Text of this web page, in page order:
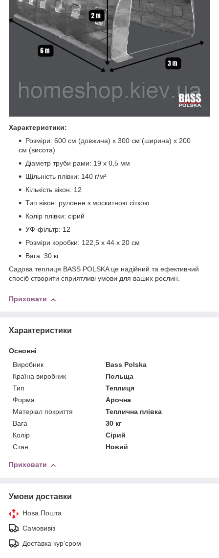
Характеристики:
Розміри: 600 см (довжина) x 300 см (ширина) x 200
см (висота)
Діаметр труби рами: 19 x 0,5 мм
Щільність плівки: 140 г/м²
Кількість вікон: 12
Тип вікон: рулонне з москитною сіткою
Колір плівки: сірий
УФ-фільтр: 12
Розміри коробки: 122,5 x 44 x 20 см
Вага: 30 кг
Садова теплиця BASS POLSKA це надійний та ефективний
спосіб створити сприятливі умови для ваших рослин.
Приховати
Характеристики
Основні
Виробник
Bass Polska
Країна виробник
Польща
Тип
Теплиця
Форма
Арочна
Матеріал покриття
Теплична плівка
Вага
30 кг
Колір
Сірий
Стан
Новий
Приховати
Умови доставки
Нова Пошта
Самовивіз
Доставка кур'єром